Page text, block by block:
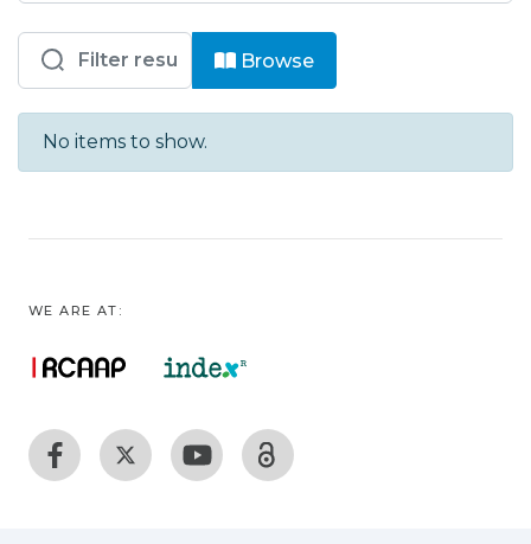
Browsing RDIPB - D-ENG -
Browse
No items to show.
WE ARE AT: